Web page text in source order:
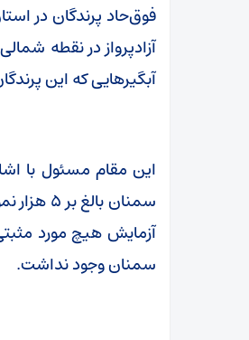
فوق‌حاد پرندگان در
آزادپرواز در نقطه
آبگیرهایی که این
سمنان
آزمایش هیچ مورد
سمنان وجود نداشت.